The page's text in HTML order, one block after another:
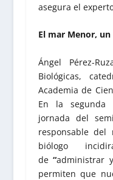
asegura el
El mar Menor,
Ángel Pérez-
Biológicas,
Academia de
En la segunda
jornada del
responsable del
biólogo
de“administrar
permiten que